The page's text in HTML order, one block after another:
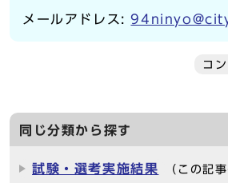
メールアドレス:
コ
同じ分類から探す
試験・選考実施結果 （この記